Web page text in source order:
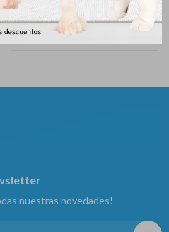
Hydrolysed Fish Protein 3kg
$ 2.847 3.163
nuestras novedades!